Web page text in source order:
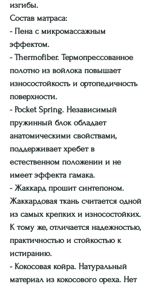
изгибы.
Состав матраса:
- Пена с микромассажным
эффектом.
- Thermofiber. Термопрессованное
полотно из войлока повышает
износостойкость и ортопедичность
поверхности.
- Pocket Spring. Независимый
пружинный блок обладает
анатомическими свойствами,
поддерживает хребет в
естественном положении и не
имеет эффекта гамака.
- Жаккард прошит синтепоном.
Жаккардовая ткань считается одной
из самых крепких и износостойких.
К тому же, отличается надежностью,
практичностью и стойкостью к
истиранию.
- Кокосовая койра. Натуральный
материал из кокосового ореха. Нет